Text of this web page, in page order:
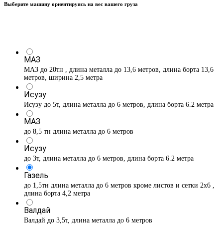
Выберите машину ориентируясь на вес вашего груза
МАЗ
МАЗ до 20тн , длина металла до 13,6 метров, длина борта 13,6
метров, ширина 2,5 метра
Исузу
Исузу до 5т, длина металла до 6 метров, длина борта 6.2 метра
МАЗ
до 8,5 тн длина металла до 6 метров
Исузу
до 3т, длина металла до 6 метров, длина борта 6.2 метра
Газель
до 1,5тн длина металла до 6 метров кроме листов и сетки 2х6 ,
длина борта 4,2 метра
Валдай
Валдай до 3,5т, длина металла до 6 метров